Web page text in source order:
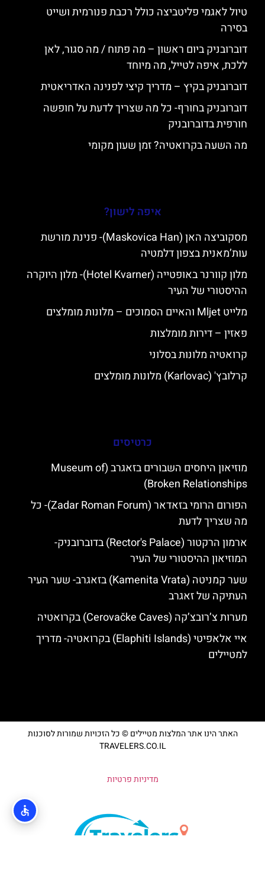
טיול לאגמי פליטביצה כולל רכבת פנורמית ושייט
בסירה
דוברובניק ביום ראשון – מה פתוח / מה סגור, לאן
ללכת, איפה לטייל, מה מיוחד
דוברובניק בקיץ – מדריך קיצי לפנינה האדריאטית
דוברובניק בחורף- כל מה שצריך לדעת על חופשה
חורפית בדוברובניק
מה השעה בקרואטיה? זמן שעון מקומי
איפה לישון?
מסקוביצה האן (Maskovica Han)- פנינת מורשת
עות’מאנית בצפון דלמטיה
מלון קוורנר באופטייה (Hotel Kvarner)- מלון היוקרה
ההיסטורי של העיר
מלייט Mljet והאיים הסמוכים – מלונות מומלצים
פאזין – דירות מומלצות
קרואטיה מלונות בסלוני
קרלובץ' (Karlovac) מלונות מומלצים
כרטיסים
מוזיאון היחסים השבורים בזאגרב (Museum of
Broken Relationships)
הפורום הרומי בזאדאר (Zadar Roman Forum)- כל
מה שצריך לדעת
ארמון הרקטור (Rector's Palace) בדוברובניק-
המוזיאון ההיסטורי של העיר
שער קמניטה (Kamenita Vrata) בזאגרב- שער העיר
העתיקה של זאגרב
מערות צ’רובצ’קה (Cerovačke Caves) בקרואטיה
איי אלאפיטי (Elaphiti Islands) בקרואטיה- מדריך
למטיילים
האתר הינו אתר המלצות מטיילים © כל הזכויות שמורות לסוכנות
TRAVELERS.CO.IL
מדיניות פרטיות